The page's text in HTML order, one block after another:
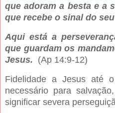
que adoram a besta e a
que recebe o sinal do
Aqui está a
que guardam os
Jesus. (Ap 14:9-12)
Fidelidade a Jesus até
necessário para
significar severa